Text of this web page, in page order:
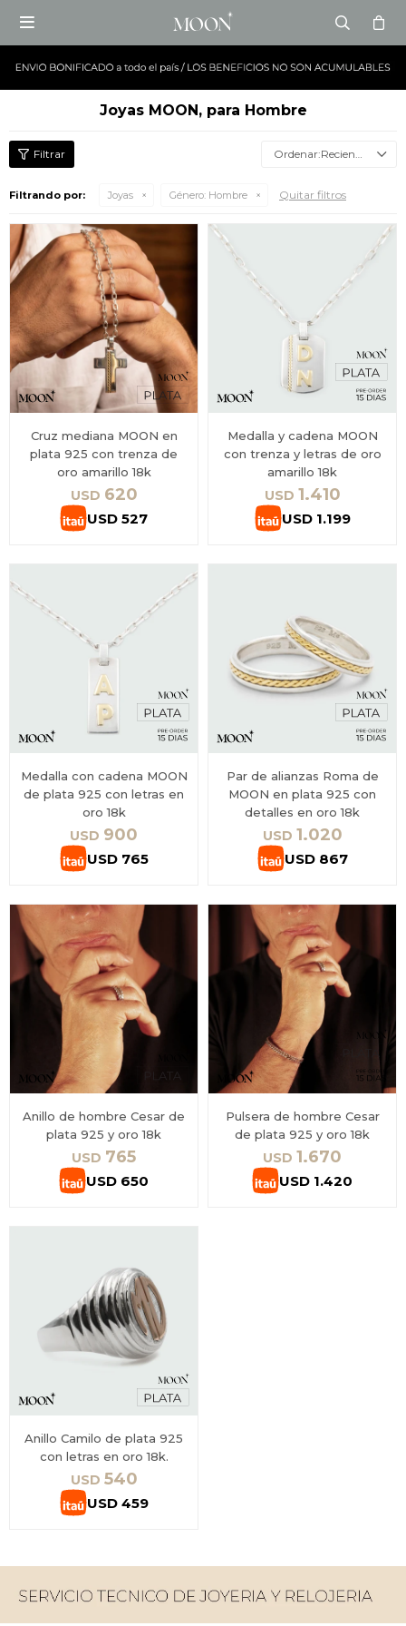

Joyas MOON, para Hombre
Recientes
Filtrando por: Joyas Género: Hombre Quitar filtros
Cruz mediana MOON en
plata 925 con trenza de
oro amarillo 18k
USD 620
USD 527
Medalla y cadena MOON
con trenza y letras de oro
amarillo 18k
USD 1.410
USD 1.199
Medalla con cadena MOON
de plata 925 con letras en
oro 18k
USD 900
USD 765
Par de alianzas Roma de
MOON en plata 925 con
detalles en oro 18k
USD 1.020
USD 867
Anillo de hombre Cesar de
plata 925 y oro 18k
USD 765
USD 650
Pulsera de hombre Cesar
de plata 925 y oro 18k
USD 1.670
USD 1.420
Anillo Camilo de plata 925
con letras en oro 18k.
USD 540
USD 459